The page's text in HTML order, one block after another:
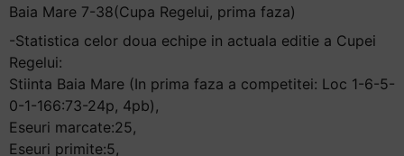
Baia Mare 7-38(Cupa Regelui, prima faza)
-Statistica celor doua echipe in actuala editie a Cupei
Regelui:
Stiinta Baia Mare (In prima faza a competitei: Loc 1-6-5-
0-1-166:73-24p, 4pb),
Eseuri marcate:25,
Eseuri primite:5,